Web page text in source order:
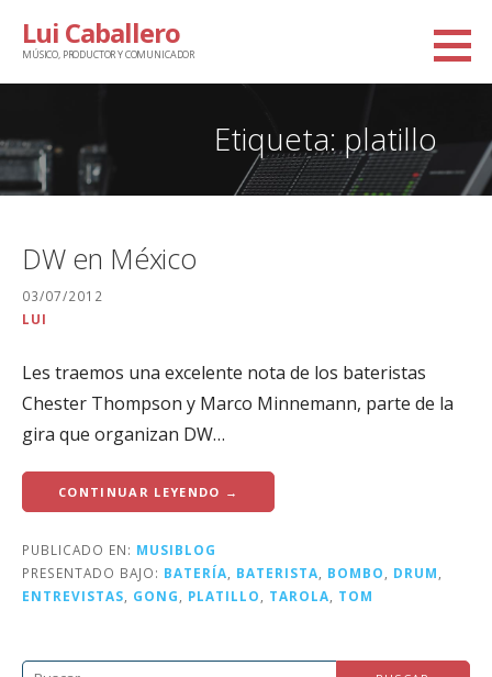
Lui Caballero
MÚSICO, PRODUCTOR Y COMUNICADOR
Etiqueta: platillo
DW en México
03/07/2012
LUI
Les traemos una excelente nota de los bateristas
Chester Thompson y Marco Minnemann, parte de la
gira que organizan DW…
CONTINUAR LEYENDO →
PUBLICADO EN: MUSIBLOG
PRESENTADO BAJO: BATERÍA BATERISTA BOMBO DRUM
ENTREVISTAS
GONG PLATILLO TAROLA TOM